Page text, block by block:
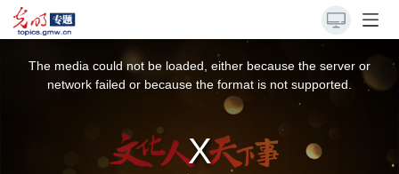
The media could not be loaded, either because the server or
network failed or because the format is not supported.